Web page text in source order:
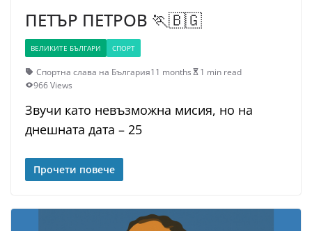
ПЕТЪР ПЕТРОВ 🏃🇧🇬
ВЕЛИКИТЕ БЪЛГАРИ СПОРТ
Спортна слава на България11 months
1 min read
966 Views
Звучи като невъзможна мисия, но на
днешната дата – 25
Прочети повече